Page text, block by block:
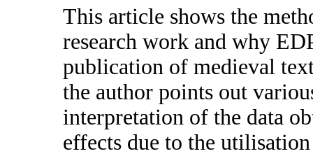
This article shows the
research work and why
publication of medieval
the author points out
interpretation of the data
effects due to the